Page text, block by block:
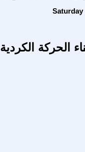
الحركة الكردية